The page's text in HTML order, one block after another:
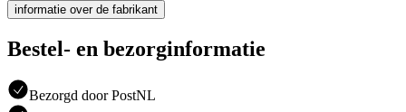
informatie over de fabrikant
Bestel- en bezorginformatie
Bezorgd door PostNL